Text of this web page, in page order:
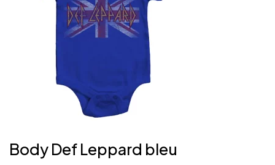
Body Def Leppard bleu